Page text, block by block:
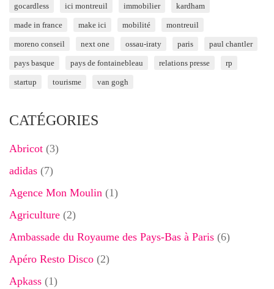
gocardless ici montreuil immobilier kardham
made in france make ici mobilité montreuil
moreno conseil next one ossau-iraty paris paul chantler
pays basque pays de fontainebleau relations presse rp
startup tourisme van gogh
CATÉGORIES
Abricot (3)
adidas (7)
Agence Mon Moulin (1)
Agriculture (2)
Ambassade du Royaume des Pays-Bas à Paris (6)
Apéro Resto Disco (2)
Apkass (1)